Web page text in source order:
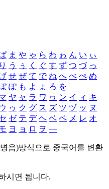
ま や ゃ ら わ ゎ ん い ぃ
り う ぅ く ぐ す ず つ づ っ
せ ぜ て で ね へ べ ぺ め
ぽ も よ ょ ろ を
ヤ ャ ラ ワ ヮ ン イ ィ キ
ウ ゥ ク グ ス ズ ツ ヅ ッ ヌ
ゼ テ デ ヘ ベ ペ メ レ オ
ヨ ョ ロ ヲ ―
음)방식으로 중국어를 변환
시면 됩니다.